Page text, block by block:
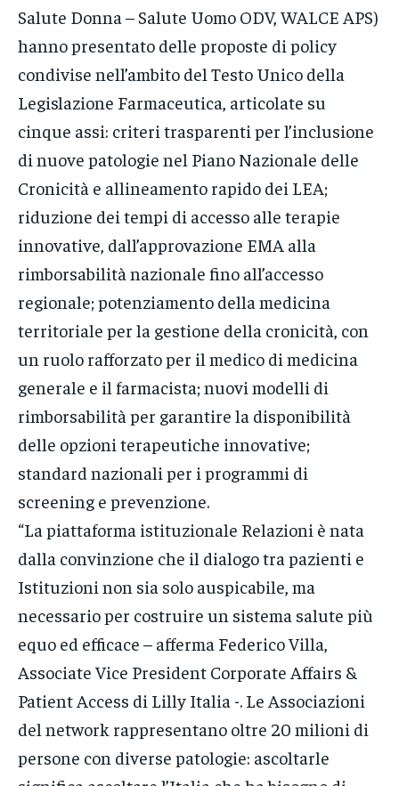
Salute Donna – Salute Uomo ODV, WALCE APS)
hanno presentato delle proposte di policy
condivise nell’ambito del Testo Unico della
Legislazione Farmaceutica, articolate su
cinque assi: criteri trasparenti per l’inclusione
di nuove patologie nel Piano Nazionale delle
Cronicità e allineamento rapido dei LEA;
riduzione dei tempi di accesso alle terapie
innovative, dall’approvazione EMA alla
rimborsabilità nazionale fino all’accesso
regionale; potenziamento della medicina
territoriale per la gestione della cronicità, con
un ruolo rafforzato per il medico di medicina
generale e il farmacista; nuovi modelli di
rimborsabilità per garantire la disponibilità
delle opzioni terapeutiche innovative;
standard nazionali per i programmi di
screening e prevenzione.
“La piattaforma istituzionale Relazioni è nata
dalla convinzione che il dialogo tra pazienti e
Istituzioni non sia solo auspicabile, ma
necessario per costruire un sistema salute più
equo ed efficace – afferma Federico Villa,
Associate Vice President Corporate Affairs &
Patient Access di Lilly Italia -. Le Associazioni
del network rappresentano oltre 20 milioni di
persone con diverse patologie: ascoltarle